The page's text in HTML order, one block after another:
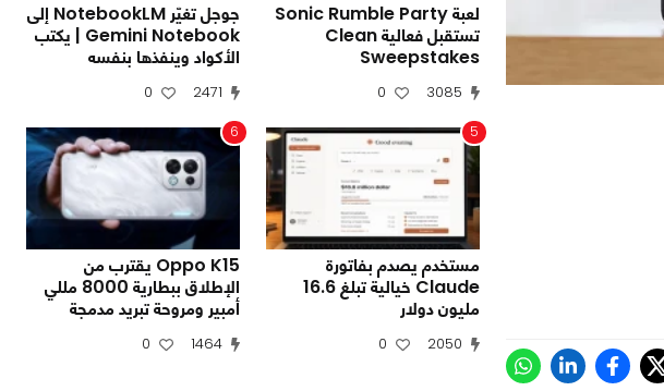
لعبة Sonic Rumble Party
تستقبل فعالية Clean
Sweepstakes
3085
0
جوجل تغيّر NotebookLM إلى
Gemini Notebook | يكتب
الأكواد وينفذها بنفسه
2471
0
5
مستخدم يصدم بفاتورة
Claude خيالية تبلغ 16.6
مليون دولار
2050
0
6
Oppo K15 يقترب من
الإطلاق ببطارية 8000 مللي
أمبير ومروحة تبريد مدمجة
1464
0